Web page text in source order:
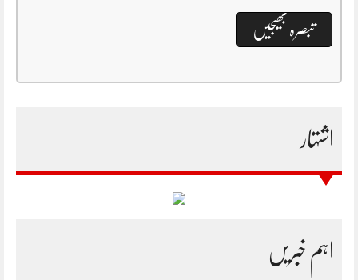
اشتہار
اہم خبریں